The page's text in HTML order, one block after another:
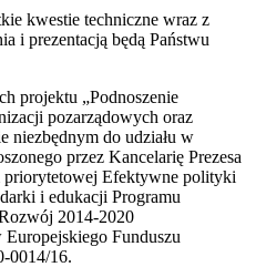
kwestie techniczne wraz z
i prezentacją będą Państwu
projektu „Podnoszenie
pozarządowych oraz
niezbędnym do udziału w
przez Kancelarię Prezesa
Efektywne polityki
i edukacji Programu
2014-2020
Europejskiego Funduszu
0014/16.